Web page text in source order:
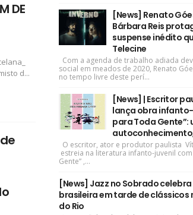
DE
d...
[News] Renato
Bárbara Reis
suspense inédito
Telecine
Com a agenda de trabalho adiada
social em meados de 2020, Renato
no tempo livre deste perí...
[News] | Escritor
lança obra
para Toda Gente”:
O escritor, ator e produtor paulista
estreia na literatura infanto-juvenil
Gente” ,...
[News] Jazz no Sobrado
brasileira em tarde de clássicos
do Rio